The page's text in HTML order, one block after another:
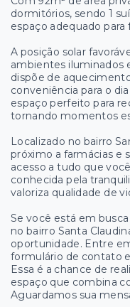
dormitórios, sendo 1
espaço adequado para
A posição solar
ambientes iluminados
dispõe de
conveniência para o
espaço perfeito para
tornando momentos
Localizado no bairro
próximo a farmácias e
acesso a tudo que
conhecida pela
valoriza qualidade de
Se você está em
no bairro Santa
oportunidade. Entre
formulário de contato
Essa é a chance de
espaço que combina
Aguardamos sua